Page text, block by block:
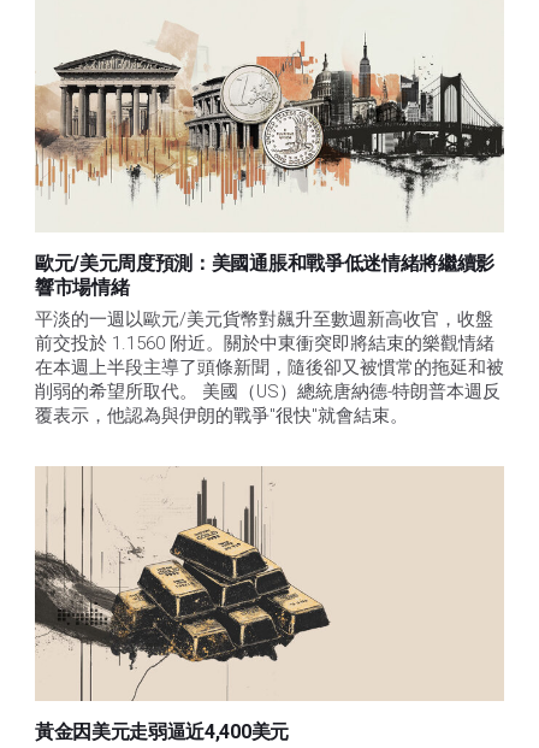
歐元/美元周度預測：美國通脹和戰爭低迷情緒將繼續影
響市場情緒
平淡的一週以歐元/美元貨幣對飆升至數週新高收官，收盤
前交投於 1.1560 附近。關於中東衝突即將結束的樂觀情緒
在本週上半段主導了頭條新聞，隨後卻又被慣常的拖延和被
削弱的希望所取代。 美國（US）總統唐納德-特朗普本週反
覆表示，他認為與伊朗的戰爭"很快"就會結束。
黃金因美元走弱逼近4,400美元